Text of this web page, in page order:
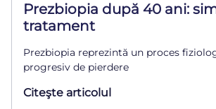
Prezbiopia după 40 ani:
tratament
Prezbiopia reprezintă un proces
progresiv de pierdere
Citeşte articolul